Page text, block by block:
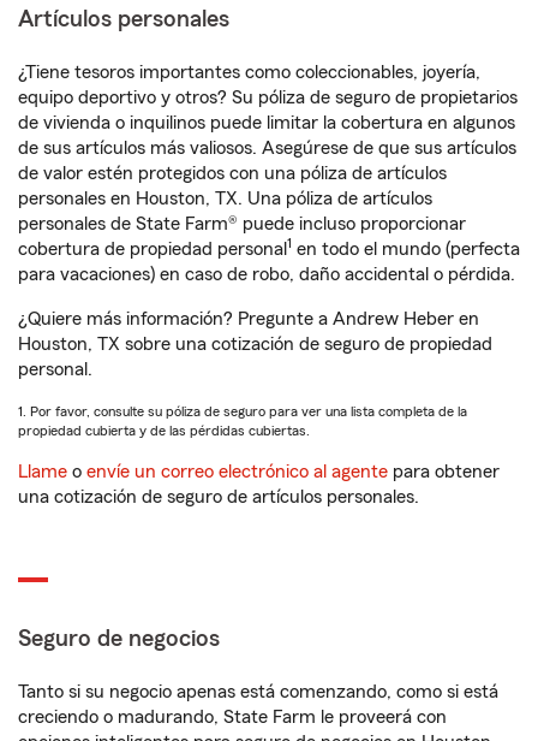
Artículos personales
¿Tiene tesoros importantes como coleccionables, joyería,
equipo deportivo y otros? Su póliza de seguro de propietarios
de vivienda o inquilinos puede limitar la cobertura en algunos
de sus artículos más valiosos. Asegúrese de que sus artículos
de valor estén protegidos con una póliza de artículos
personales en Houston, TX. Una póliza de artículos
personales de State Farm® puede incluso proporcionar
cobertura de propiedad personal 1 en todo el mundo (perfecta
para vacaciones) en caso de robo, daño accidental o pérdida.
¿Quiere más información? Pregunte a Andrew Heber en
Houston, TX sobre una cotización de seguro de propiedad
personal.
1. Por favor, consulte su póliza de seguro para ver una lista completa de la
propiedad cubierta y de las pérdidas cubiertas.
Llame o envíe un correo electrónico al agente para obtener
una cotización de seguro de artículos personales.
Seguro de negocios
Tanto si su negocio apenas está comenzando, como si está
creciendo o madurando, State Farm le proveerá con